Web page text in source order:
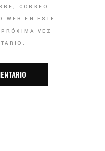
CORREO
WEB EN ESTE
VEZ